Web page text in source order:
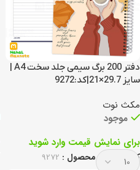
سایز 29.7×21|کد:9272
مکث نوت
موجود
برای نمایش قیمت وارد شوید
کد انحصاری محصول : 9272